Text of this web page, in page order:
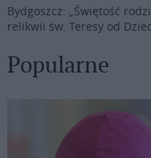
Bydgoszcz: „Świętość
relikwii św. Teresy od
Popularne